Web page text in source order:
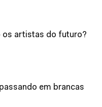
os artistas do futuro?
em brancas